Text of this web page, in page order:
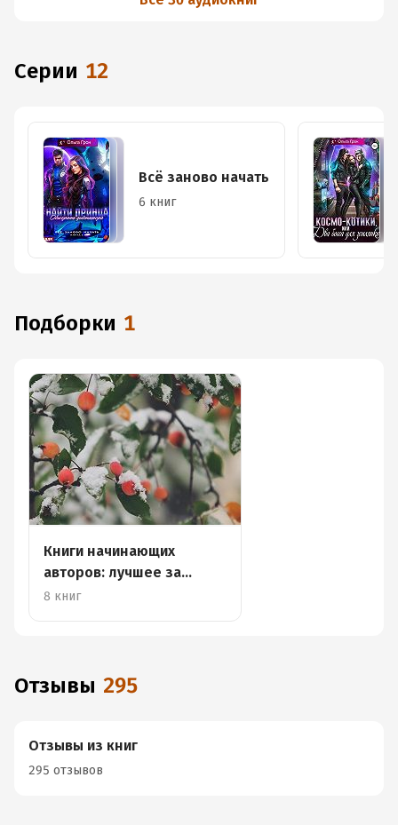
Серии 12
Всё заново начать
6 книг
Подборки 1
Книги начинающих
авторов: лучшее за
декабрь
8 книг
Отзывы 295
Отзывы из книг
295 отзывов